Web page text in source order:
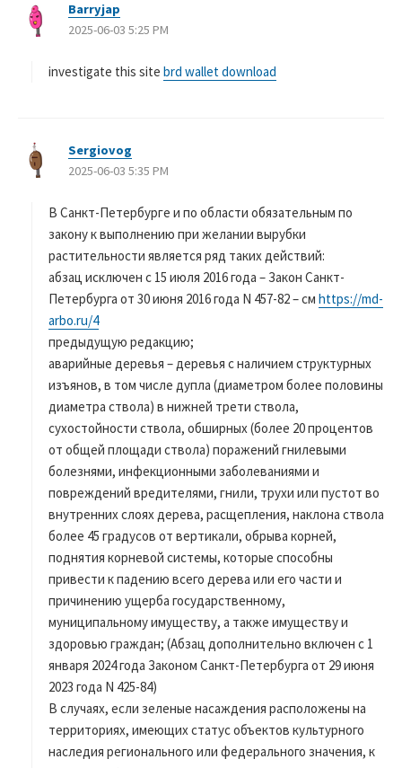
Barryjap
り
2025-06-03 5:25 PM
investigate this site brd wallet download
Sergiovog
り
2025-06-03 5:35 PM
В Санкт-Петербургe и по области обязательным по
закону к выполнению при желании вырубки
растительности является ряд таких действий:
абзац исключен с 15 июля 2016 года – Закон Санкт-
Петербурга от 30 июня 2016 года N 457-82 – см https://md-
arbo.ru/4
предыдущую редакцию;
аварийные деревья – деревья с наличием структурных
изъянов, в том числе дупла (диаметром более половины
диаметра ствола) в нижней трети ствола,
сухостойности ствола, обширных (более 20 процентов
от общей площади ствола) поражений гнилевыми
болезнями, инфекционными заболеваниями и
повреждений вредителями, гнили, трухи или пустот во
внутренних слоях дерева, расщепления, наклона ствола
более 45 градусов от вертикали, обрыва корней,
поднятия корневой системы, которые способны
привести к падению всего дерева или его части и
причинению ущерба государственному,
муниципальному имуществу, а также имуществу и
здоровью граждан; (Абзац дополнительно включен с 1
января 2024 года Законом Санкт-Петербурга от 29 июня
2023 года N 425-84)
В случаях, если зеленые насаждения расположены на
территориях, имеющих статус объектов культурного
наследия регионального или федерального значения, к